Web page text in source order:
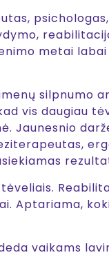
metai
silpnumo
vis daugiau
Jaunesnio
Aptariama,
vaikams